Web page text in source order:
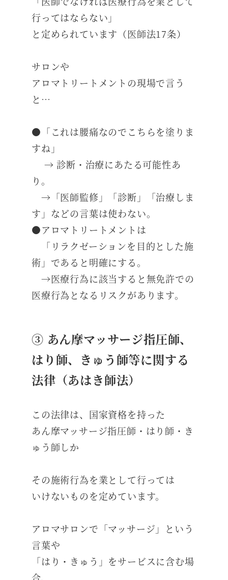
行ってはならない」
と定められています（医師法17条）
サロンや
アロマトリートメントの現場で言う
と…
●「これは腰痛なのでこちらを塗りま
すね」
→ 診断・治療にあたる可能性あ
り。
→「医師監修」「診断」「治療しま
す」などの言葉は使わない。
●アロマトリートメントは
「リラクゼーションを目的とした施
術」であると明確にする。
→医療行為に該当すると無免許での
医療行為となるリスクがあります。
③ あん摩マッサージ指圧師、
はり師、きゅう師等に関する
法律（あはき師法）
この法律は、国家資格を持った
あん摩マッサージ指圧師・はり師・き
ゅう師しか
その施術行為を業として行っては
いけないものを定めています。
アロマサロンで「マッサージ」という
言葉や
「はり・きゅう」をサービスに含む場
合、